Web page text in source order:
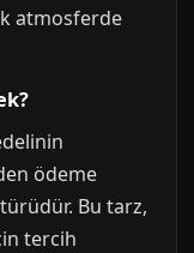
atmosferde
ödeme
Bu tarz,
tercih